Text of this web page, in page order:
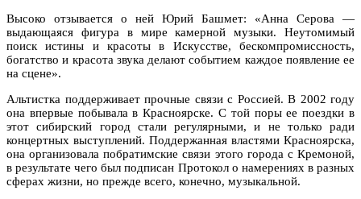
Высоко отзывается о ней Юрий Башмет: «Анна Серова —
выдающаяся фигура в мире камерной музыки. Неутомимый
поиск истины и красоты в Искусстве, бескомпромиссность,
богатство и красота звука делают событием каждое появление ее
на сцене».
Альтистка поддерживает прочные связи с Россией. В 2002 году
она впервые побывала в Красноярске. С той поры ее поездки в
этот сибирский город стали регулярными, и не только ради
концертных выступлений. Поддержанная властями Красноярска,
она организовала побратимские связи этого города с Кремоной,
в результате чего был подписан Протокол о намерениях в разных
сферах жизни, но прежде всего, конечно, музыкальной.